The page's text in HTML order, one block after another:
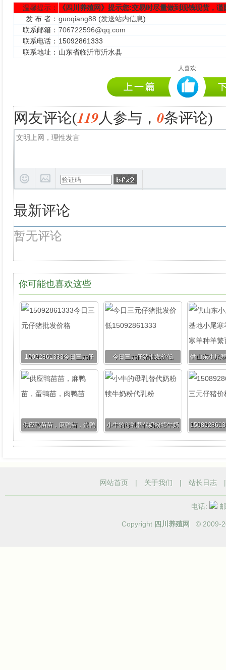
温馨提示：
《四川养殖网》提示您:交易时尽量做到现钱现货，
发 布 者： guoqiang88 (发送站内信息)
联系邮箱： 706722596@qq.com
联系电话： 15092861333
联系地址： 山东省临沂市沂水县
人喜欢
网友评论(119人参与， 0条评论)
最新评论
暂无评论
你可能也喜欢这些
15092861333今日三元仔
猪批发价格
今日三元仔猪批发价低
15092861333
供山东小尾
尾寒羊价格
供应鸭苗苗，麻鸭苗，蛋鸭
小牛的母乳替代奶粉犊牛奶
网站首页 | 关于我们 | 站长日志
电话:
Copyright 四川养殖网 © 2009-